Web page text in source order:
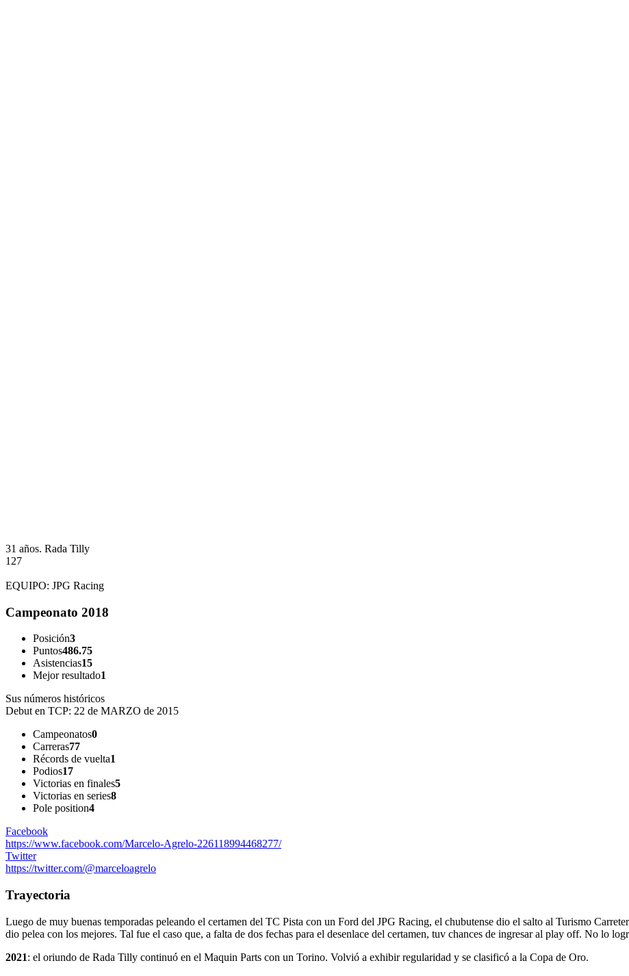
31 años. Rada Tilly
127
EQUIPO: JPG Racing
Campeonato 2018
Posición3
Puntos486.75
Asistencias15
Mejor resultado1
Sus números históricos
Debut en TCP: 22 de MARZO de 2015
Campeonatos0
Carreras77
Récords de vuelta1
Podios17
Victorias en finales5
Victorias en series8
Pole position4
Facebook
https://www.facebook.com/Marcelo-Agrelo-226118994468277/
Twitter
https://twitter.com/@marceloagrelo
Trayectoria
Luego de muy buenas temporadas peleando el certamen del TC Pista con un Ford del JPG Racing, el chubutense dio el salto al Turismo
dio pelea con los mejores. Tal fue el caso que, a falta de dos fechas para el desenlace del certamen, tuv chances de ingresar al play off. No lo
2021: el oriundo de Rada Tilly continuó en el Maquin Parts con un Torino. Volvió a exhibir regularidad y se clasificó a la Copa de Oro.